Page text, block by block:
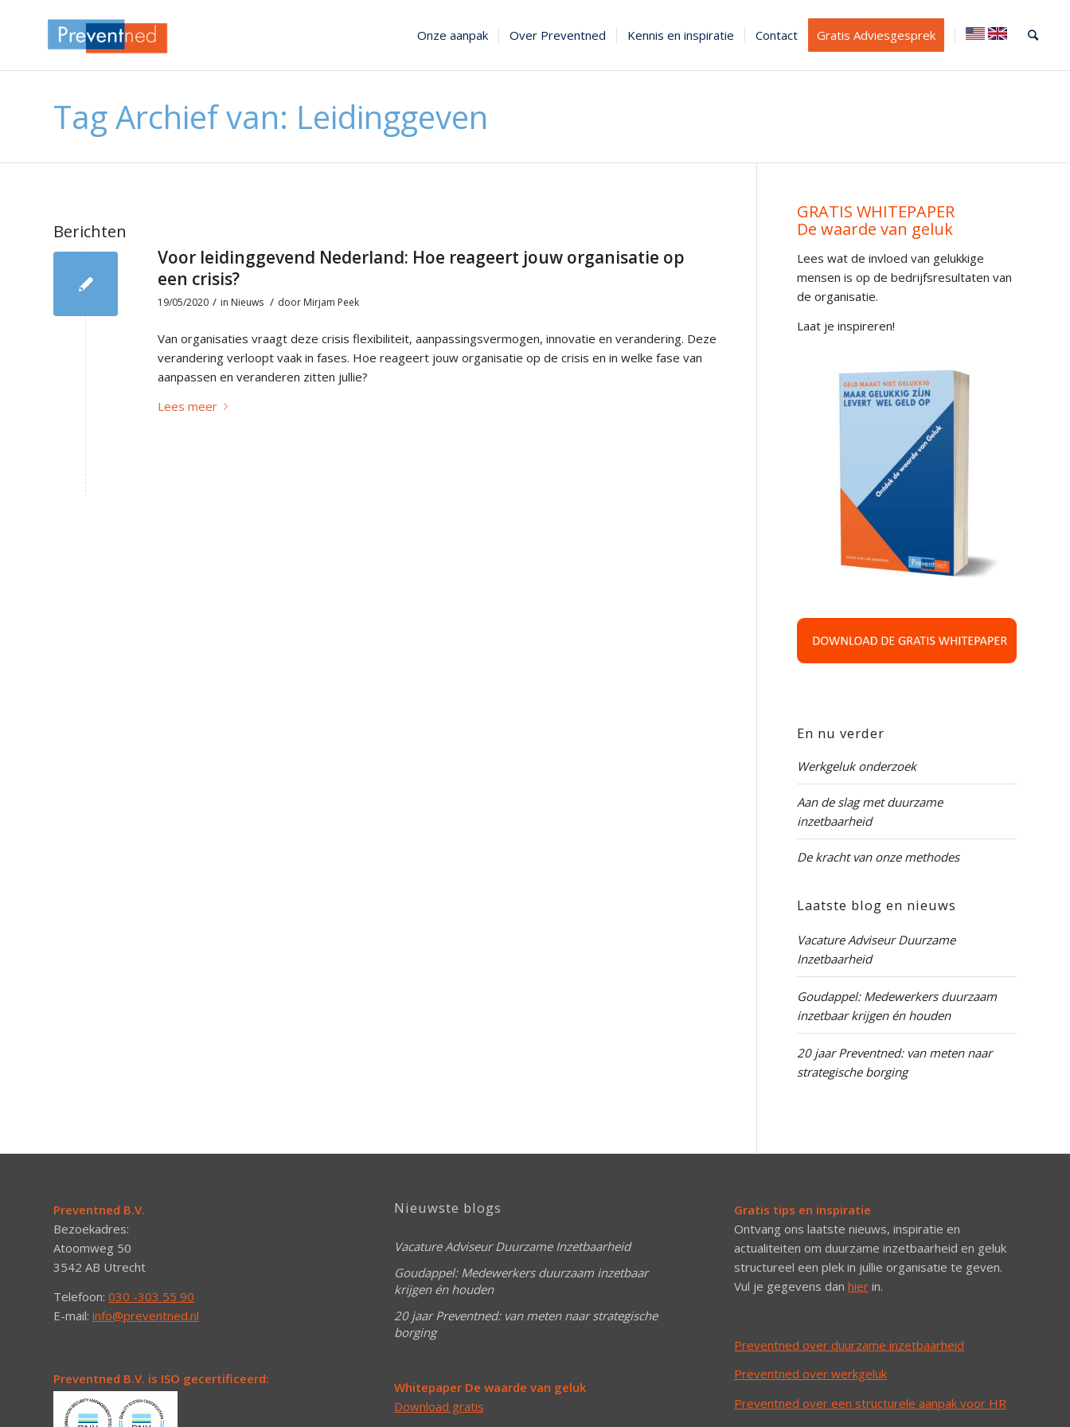
Onze aanpak Over Preventned Kennis en inspiratie Contact Gratis Adviesgesprek
Tag Archief van: Leidinggeven
Berichten
Voor leidinggevend Nederland: Hoe reageert jouw organisatie op
een crisis?
19/05/2020 / in Nieuws / door Mirjam Peek
Van organisaties vraagt deze crisis flexibiliteit, aanpassingsvermogen, innovatie en verandering. Deze
verandering verloopt vaak in fases. Hoe reageert jouw organisatie op de crisis en in welke fase van
aanpassen en veranderen zitten jullie?
Lees meer
GRATIS WHITEPAPER
De waarde van geluk
Lees wat de invloed van gelukkige
mensen is op de bedrijfsresultaten van
de organisatie.
Laat je inspireren!
En nu verder
Werkgeluk onderzoek
Aan de slag met duurzame
inzetbaarheid
De kracht van onze methodes
Laatste blog en nieuws
Vacature Adviseur Duurzame
Inzetbaarheid
Goudappel: Medewerkers duurzaam
inzetbaar krijgen én houden
20 jaar Preventned: van meten naar
strategische borging
Preventned B.V.
Bezoekadres:
Atoomweg 50
3542 AB Utrecht
Telefoon: 030 -303 55 90
E-mail: info@preventned.nl
Preventned B.V. is ISO gecertificeerd:
Nieuwste blogs
Vacature Adviseur Duurzame Inzetbaarheid
Goudappel: Medewerkers duurzaam inzetbaar
krijgen én houden
20 jaar Preventned: van meten naar strategische
borging
Whitepaper De waarde van geluk
Download gratis
Gratis tips en inspiratie
Ontvang ons laatste nieuws, inspiratie en
actualiteiten om duurzame inzetbaarheid en geluk
structureel een plek in jullie organisatie te geven.
Vul je gegevens danhier in.
Preventned over duurzame inzetbaarheid
Preventned over werkgeluk
Preventned over een structurele aanpak voor HR